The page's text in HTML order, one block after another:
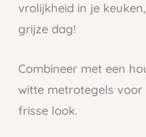
vrolijkheid in je
grijze dag!
Combineer met een
witte metrotegels voor
frisse look.